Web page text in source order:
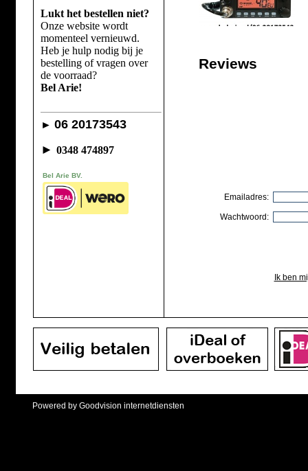
Lukt het bestellen niet?
Onze website wordt
momenteel vernieuwd.
Heb je hulp nodig bij je
bestelling of vragen over
de voorraad?
Bel Arie!
► 06 20173543
► 0348 474897
Bel Arie BV.
Reviews
Emailadres:
Wachtwoord:
Ik ben
Powered by Goodvision internetdiensten